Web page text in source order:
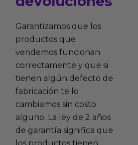
Garantizamos que los
productos que
vendemos funcionan
correctamente y que si
tienen algún defecto de
fabricación te lo
cambiamos sin costo
alguno. La ley de 2 años
de garantía significa que
los productos tienen